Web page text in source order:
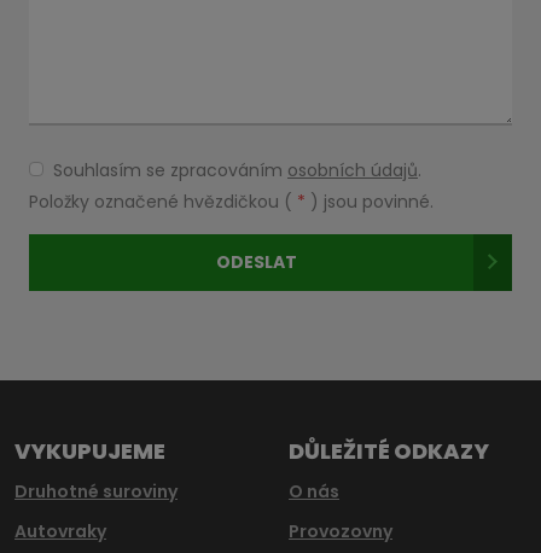
Souhlasím
se
zpracováním
osobních
Souhlasím se zpracováním osobních údajů.
Položky označené hvězdičkou ( * ) jsou povinné.
ODESLAT
nepodařilo
VYKUPUJEME
Druhotné suroviny
Autovraky
DŮLEŽITÉ ODKAZY
O nás
Provozovny